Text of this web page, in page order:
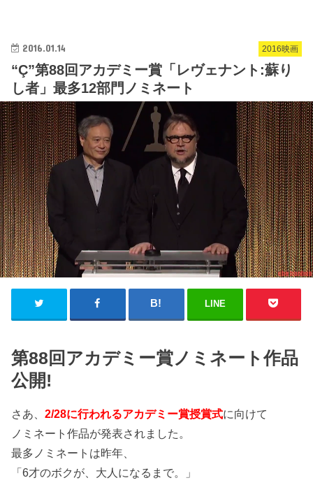
2016映画
2016.01.14
“Ç”第88回アカデミー賞「レヴェナント:蘇り
し者」最多12部門ノミネート
LINE
第88回アカデミー賞ノミネート作品
公開!
さあ、2/28に行われるアカデミー賞授賞式に向けて
ノミネート作品が発表されました。
最多ノミネートは昨年、
「6才のボクが、大人になるまで。」